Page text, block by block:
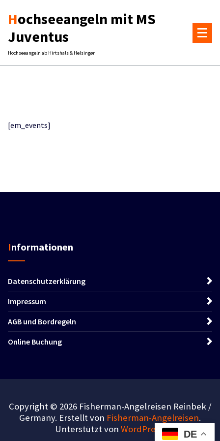
Inhalt
Hochseeangeln mit MS
Juventus
Hochseeangeln ab Hirtshals & Helsingør
[em_events]
Informationen
Datenschutzerklärung
Impressum
AGB und Bordregeln
Online Buchung
Copyright © 2026 Fisherman-Angelreisen Reinbek /
Germany. Erstellt von Fisherman-Angelreisen.
Unterstützt von WordPress. DE